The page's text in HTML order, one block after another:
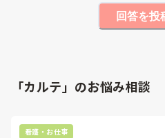
回答を投
「カルテ」のお悩み相談
看護・お仕事